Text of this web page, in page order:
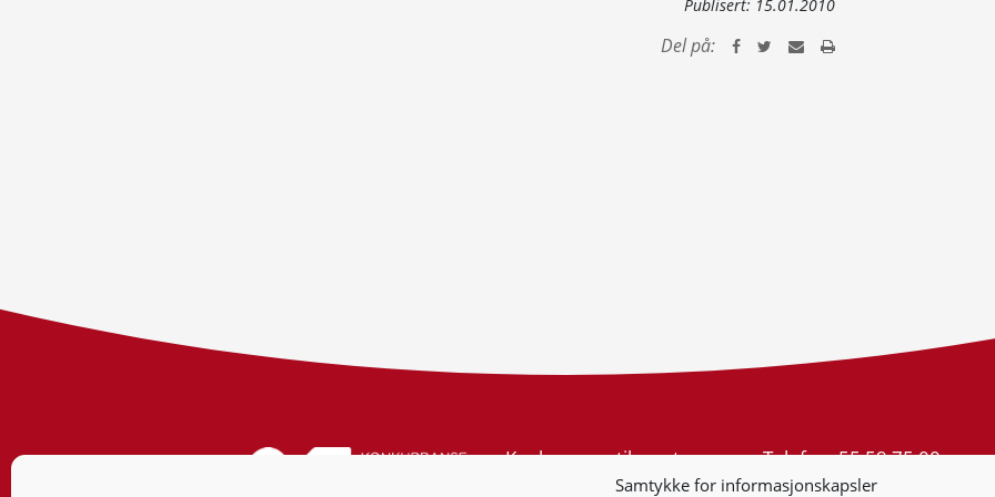
Samtykke for informasjonskapsler
Publisert: 15.01.2010
Del på:
Konkurransetilsynet
Postboks 439 Sentrum
Telefon:55 59 75 00
E-post:post@kt.no